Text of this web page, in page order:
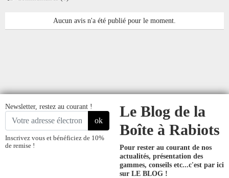
Aucun avis n'a été publié pour le moment.
Newsletter, restez au courant !
ok
Inscrivez vous et bénéficiez de 10%
de remise !
Le Blog de la
Boîte à Rabiots
Pour rester au courant de nos
actualités, présentation des
gammes, conseils etc...c'est par ici
sur LE BLOG !